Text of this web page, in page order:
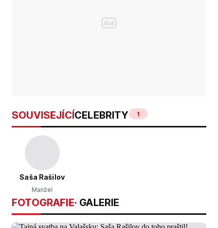
SOUVISEJÍCÍCELEBRITY 1
Saša Rašilov
Manžel
FOTOGRAFIE· GALERIE